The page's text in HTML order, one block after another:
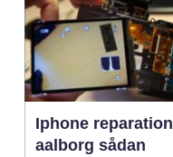
Iphone reparation
aalborg sådan